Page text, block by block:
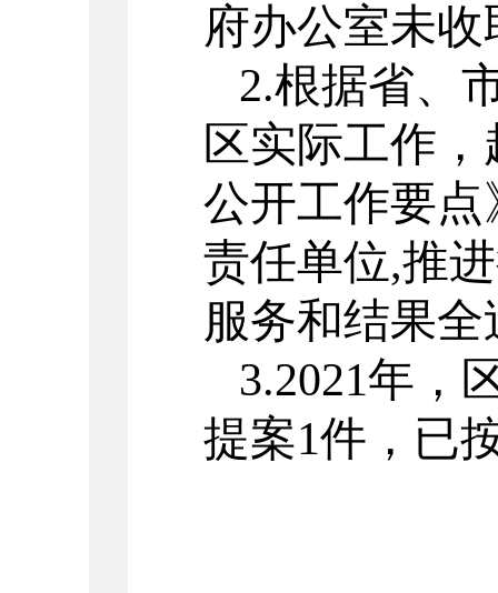
府办公室未
2.根据省、
区实际工作，
公开工作要点
责任单位,推
服务和结果
3.2021年，
提案1件，已